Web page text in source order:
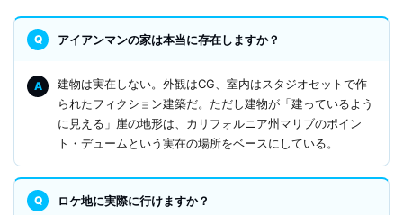
アイアンマンの家は本当に存在しますか？
建物は実在しない。外観はCG、室内はスタジオセットで作
られたフィクション建築だ。ただし建物が「建っているよう
に見える」崖の地形は、カリフォルニア州マリブのポイン
ト・デュームという実在の場所をベースにしている。
ロケ地に実際に行けますか？